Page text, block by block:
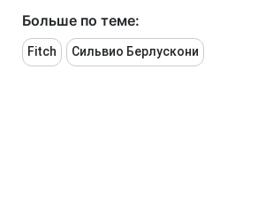
Больше по теме:
Fitch Сильвио Берлускони